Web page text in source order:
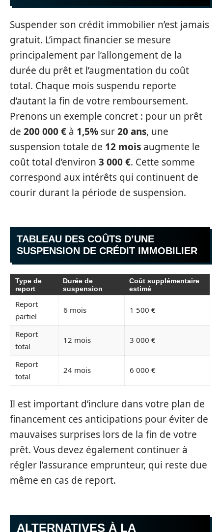
Suspender son crédit immobilier n’est jamais
gratuit. L’impact financier se mesure
principalement par l’allongement de la
durée du prêt et l’augmentation du coût
total. Chaque mois suspendu reporte
d’autant la fin de votre remboursement.
Prenons un exemple concret : pour un prêt
de 200 000 € à 1,5% sur20 ans, une
suspension totale de 12 mois augmente le
coût total d’environ 3 000 €. Cette somme
correspond aux intérêts qui continuent de
courir durant la période de suspension.
TABLEAU DES COÛTS D’UNE
SUSPENSION DE CRÉDIT IMMOBILIER
Type de
report
Durée de
suspension
Coût supplémentaire
estimé
Report
partiel
6 mois 1 500 €
Report
total
12 mois 3 000 €
Report
total
24 mois 6 000 €
Il est important d’inclure dans votre plan de
financement ces anticipations pour éviter de
mauvaises surprises lors de la fin de votre
prêt. Vous devez également continuer à
régler l’assurance emprunteur, qui reste due
même en cas de report.
ALTERNATIVES À LA